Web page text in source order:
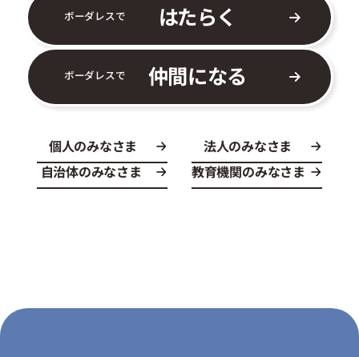
ボーダレスで はたらく
ボーダレスで 仲間になる
個人のみなさま
法人のみなさま
自治体のみなさま
教育機関のみなさま